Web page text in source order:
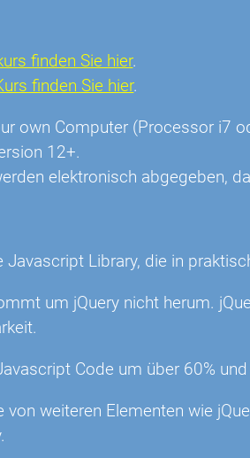
finden Sie hier.
finden Sie hier.
own Computer (Processor i7
12+.
elektronisch abgegeben,
Javascript Library, die in
um jQuery nicht herum.
Code um über 60%
von weiteren Elementen wie